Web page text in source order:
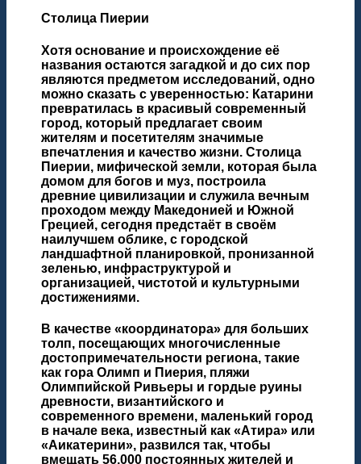
Столица Пиерии
Хотя основание и происхождение её
названия остаются загадкой и до сих пор
являются предметом исследований, одно
можно сказать с уверенностью: Катарини
превратилась в красивый современный
город, который предлагает своим
жителям и посетителям значимые
впечатления и качество жизни. Столица
Пиерии, мифической земли, которая была
домом для богов и муз, построила
древние цивилизации и служила вечным
проходом между Македонией и Южной
Грецией, сегодня предстаёт в своём
наилучшем облике, с городской
ландшафтной планировкой, пронизанной
зеленью, инфраструктурой и
организацией, чистотой и культурными
достижениями.
В качестве «координатора» для больших
толп, посещающих многочисленные
достопримечательности региона, такие
как гора Олимп и Пиерия, пляжи
Олимпийской Ривьеры и гордые руины
древности, византийского и
современного времени, маленький город
в начале века, известный как «Атира» или
«Аикатерини», развился так, чтобы
вмещать 56,000 постоянных жителей и